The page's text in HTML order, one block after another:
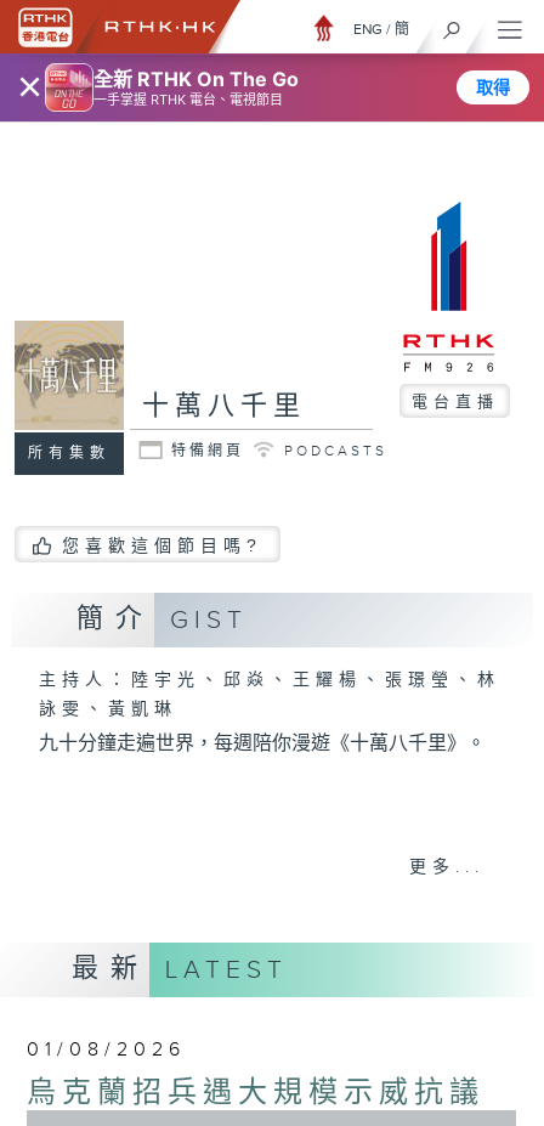
× 全新 RTHK On The Go
一手掌握 RTHK 電台、電視節目
取得
ENG / 簡
所有集數
十萬八千里 電台直播
特備網頁 PODCASTS
您喜歡這個節目嗎?
簡介 GIST
主持人：陸宇光、邱焱、王耀楊、張璟瑩、林
詠雯、黃凱琳
九十分鐘走遍世界，每週陪你漫遊《十萬八千里》。
更多...
最新 LATEST
01/08/2026
烏克蘭招兵遇大規模示威抗議